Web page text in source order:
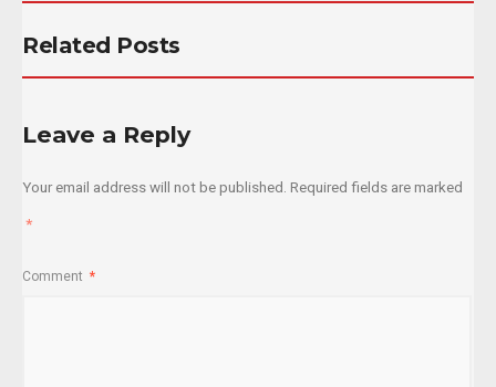
Related Posts
Leave a Reply
Your email address will not be published. Required fields are marked
*
Comment *